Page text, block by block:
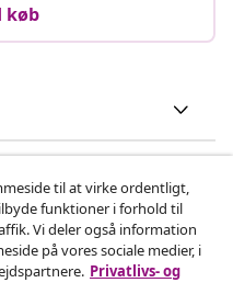
køb
til at virke ordentligt,
funktioner i forhold til
Vi deler også information
på vores sociale medier, i
Privatlivs- og